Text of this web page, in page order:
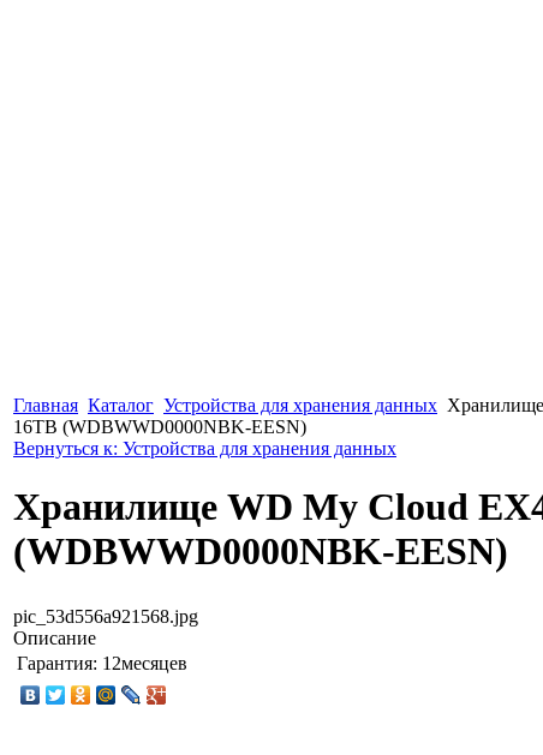
Главная Каталог Устройства для хранения данных
16TB (WDBWWD0000NBK-EESN)
Вернуться к: Устройства для хранения данных
Хранилище WD My Cloud
(WDBWWD0000NBK-EESN)
pic_53d556a921568.jpg
Описание
Гарантия: 12месяцев